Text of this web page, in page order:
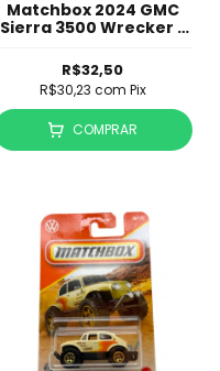
Matchbox 2024 GMC
Sierra 3500 Wrecker -
R$32,50
R$30,23 com Pix
COMPRAR